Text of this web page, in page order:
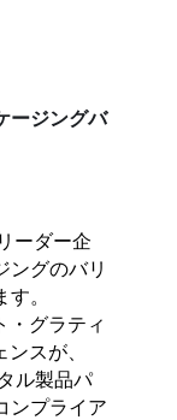
ージングバ
ーダー企
ングのバリ
。
・グラティ
スが、
ル製品パ
ンプライア